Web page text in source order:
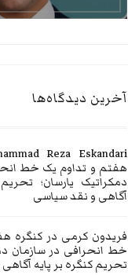
آخرین دیدگاه‌ها
Reza Eskandari
هفتم و تداوم یک خط
دمکراتیک یارسان؛
آگاهی و نقد سیاسی
فریدون کرمی در کنگره
خط انحرافی در سازمان
تحریم کنگره بر پایه